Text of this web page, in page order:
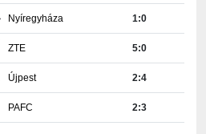
ZTE 5:0
Újpest 2:4
PAFC 2:3